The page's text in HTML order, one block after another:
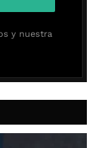
y nuestra